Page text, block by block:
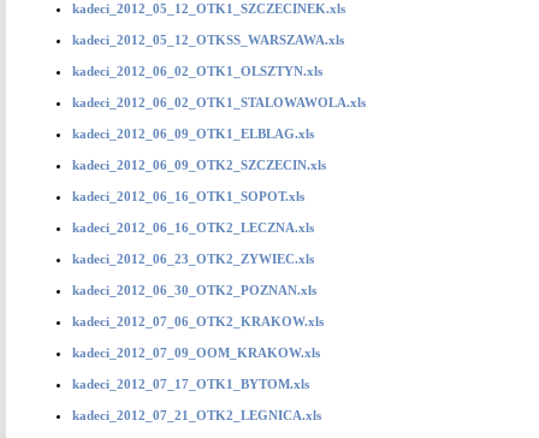
kadeci_2012_05_12_OTK1_SZCZECINEK.xls
kadeci_2012_05_12_OTKSS_WARSZAWA.xls
kadeci_2012_06_02_OTK1_OLSZTYN.xls
kadeci_2012_06_02_OTK1_STALOWAWOLA.xls
kadeci_2012_06_09_OTK1_ELBLAG.xls
kadeci_2012_06_09_OTK2_SZCZECIN.xls
kadeci_2012_06_16_OTK1_SOPOT.xls
kadeci_2012_06_16_OTK2_LECZNA.xls
kadeci_2012_06_23_OTK2_ZYWIEC.xls
kadeci_2012_06_30_OTK2_POZNAN.xls
kadeci_2012_07_06_OTK2_KRAKOW.xls
kadeci_2012_07_09_OOM_KRAKOW.xls
kadeci_2012_07_17_OTK1_BYTOM.xls
kadeci_2012_07_21_OTK2_LEGNICA.xls